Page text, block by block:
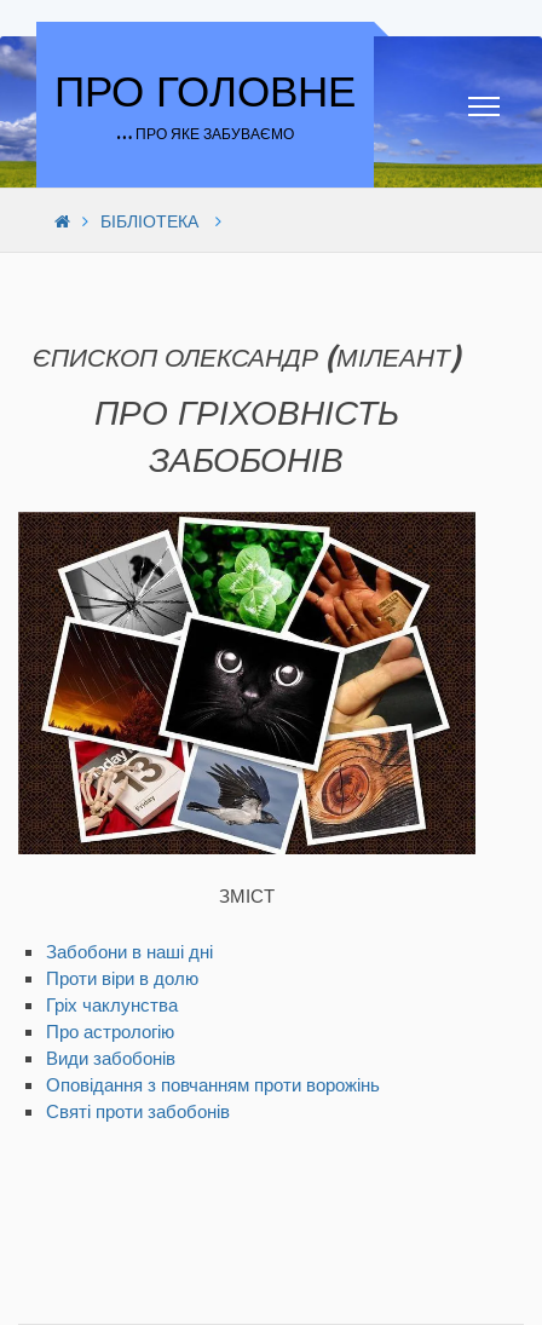
Skip to content
ПРО ГОЛОВНЕ
… ПРО ЯКЕ ЗАБУВАЄМО
БІБЛІОТЕКА
ЄПИСКОП ОЛЕКСАНДР (МІЛЕАНТ)
ПРО ГРІХОВНІСТЬ
ЗАБОБОНІВ
ЗМІСТ
Забобони в наші дні
Проти віри в долю
Гріх чаклунства
Про астрологію
Види забобонів
Оповідання з повчанням проти ворожінь
Святі проти забобонів